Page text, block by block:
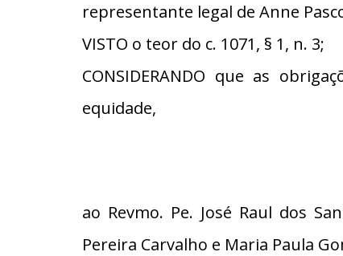
representante legal de Anne
VISTO o teor do c. 1071, § 1, n. 3;
CONSIDERANDO que as
equidade,
ao Revmo. Pe. José Raul dos
Pereira Carvalho e Maria Paula